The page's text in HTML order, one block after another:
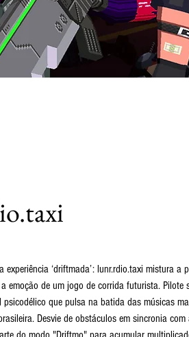
experiência ‘driftmada’: lunr.rdio.taxi mistura a
emoção de um jogo de corrida futurista. Pilote
psicodélico que pulsa na batida das músicas
Desvie de obstáculos em sincronia